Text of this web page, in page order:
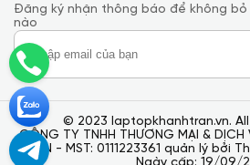
Đăng ký nhận thông báo để không
nào
© 2023 laptopkhanhtran.vn. All
CÔNG TY TNHH THƯƠNG MẠI & DỊCH
TRẦN - MST: 0111223361 quản lý bởi